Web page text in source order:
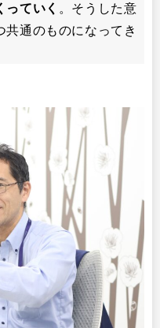
っていく 。そうした意
通のものになってき